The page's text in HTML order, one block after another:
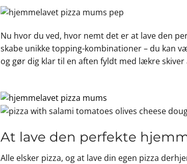
Nu hvor du ved, hvor nemt det er at lave den
skabe unikke topping-kombinationer – du kan
og gør dig klar til en aften fyldt med lækre
At lave den perfekte
Alle elsker pizza, og at lave din egen pizza